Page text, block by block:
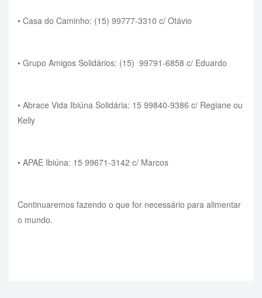
• Casa do Caminho: (15) 99777-3310 c/ Otávio
• Grupo Amigos Solidários: (15) 99791-6858 c/ Eduardo
• Abrace Vida Ibiúna Solidária: 15 99840-9386 c/ Regiane ou
Kelly
• APAE Ibiúna: 15 99671-3142 c/ Marcos
Continuaremos fazendo o que for necessário para alimentar
o mundo.